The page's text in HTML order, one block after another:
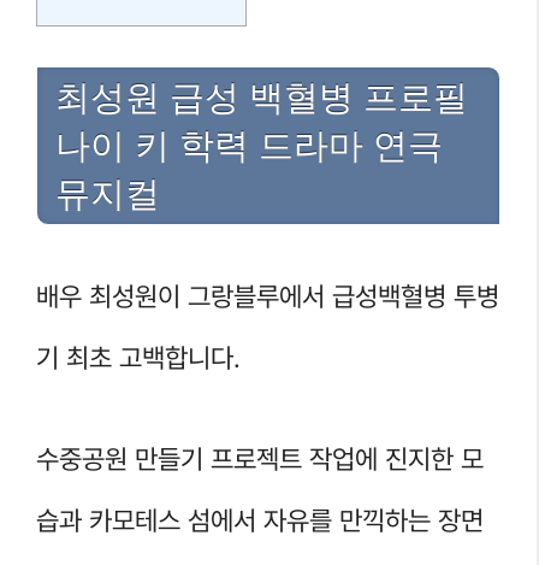
최성원 급성 백혈병 프로필
나이 키 학력 드라마 연극
뮤지컬
배우 최성원이 그랑블루에서 급성백혈병 투병
기 최초 고백합니다.
수중공원 만들기 프로젝트 작업에 진지한 모
습과 카모테스 섬에서 자유를 만끽하는 장면